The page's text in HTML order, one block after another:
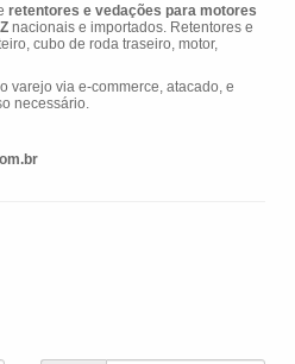
retentores e vedações para motores
nacionais e importados. Retentores e
cubo de roda traseiro, motor,
varejo via e-commerce, atacado, e
necessário.